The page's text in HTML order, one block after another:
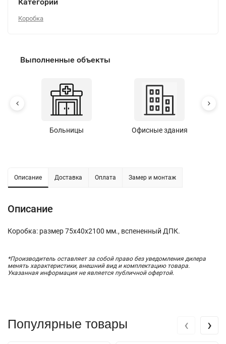
Коробка
Выполненные объекты
Больницы Офисные здания
Описание Доставка Оплата Замер и монтаж
Описание
Коробка: размер 75х40х2100 мм., вспененный ДПК.
*Производитель оставляет за собой право без уведомления дилера
менять характеристики, внешний вид и комплектацию товара.
Указанная информация не является публичной офертой.
Популярные товары ‹ ›